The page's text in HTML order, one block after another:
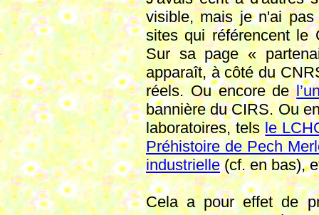
visible, mais je n'ai
sites qui référencent
Sur sa page «
apparaît, à côté du
réels. Ou encore de
bannière du CIRS. Ou
laboratoires, telsle
Préhistoire de Pech
industrielle(cf. en bas),
Cela a pour effet de